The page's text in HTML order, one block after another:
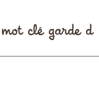
clé garde d